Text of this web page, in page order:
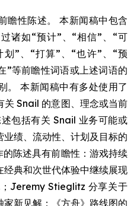
瞻性陈述。 本新闻稿中包含
诸如“预计”、“相信”、“可
”、“打算”、“也许”、“预
”等前瞻性词语或上述词语的
。 本新闻稿中有多处使用了
关 Snail 的意图、理念或当前
包括有关 Snail 业务可能或
绩、流动性、计划及目标的
陈述具有前瞻性：游戏持续
典和次世代体验中继续展现
Jeremy Stieglitz 分享关于
新见解；《方舟》路线图的